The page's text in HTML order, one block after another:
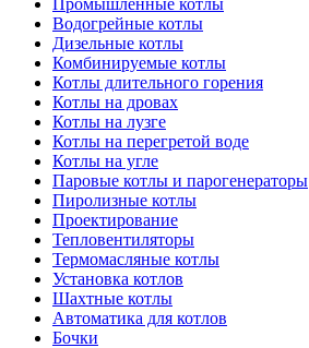
Водогрейные котлы
Дизельные котлы
Комбинируемые котлы
Котлы длительного горения
Котлы на дровах
Котлы на лузге
Котлы на перегретой воде
Котлы на угле
Паровые котлы и парогенераторы
Пиролизные котлы
Проектирование
Тепловентиляторы
Термомасляные котлы
Установка котлов
Шахтные котлы
Автоматика для котлов
Бочки